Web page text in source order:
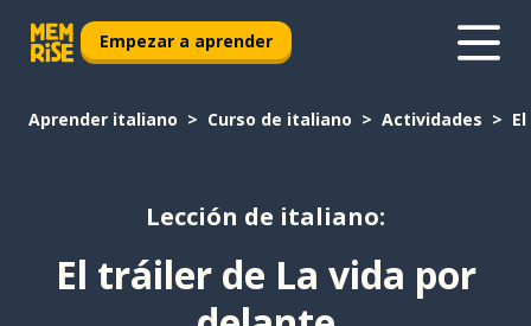
Empezar a aprender
Aprender italiano Curso de italiano Actividades
Lección de italiano:
El tráiler de La vida por